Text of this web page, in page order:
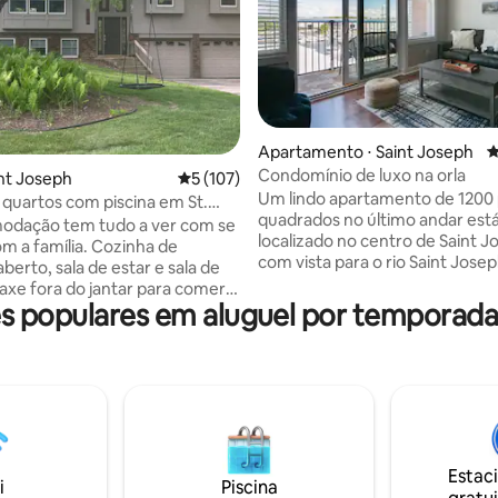
de 5, 218 avaliações
Joseph 5 de uma avaliação média de 5, 107
5 (107)
quartos com piscina em St.
tem tudo a ver com se
Cozinha de
sala de estar e sala de
tela grande, Nintendo switch,
à noite para assar
ao ar livre
de bolsa, bola de
Apartamento ⋅ Saint Joseph
Condomínio de luxo na orla
Um lindo apartamento de 1200
quadrados no último andar
localizado no centro de Saint
com vista para o rio Saint
mobiliado com camas
roupas de cama e produtos de
com Netflix. A cozinha de
aberto é fornecida com tudo o
precisa para preparar uma
edifício tem um elevador e
populares em aluguel por
Piscina